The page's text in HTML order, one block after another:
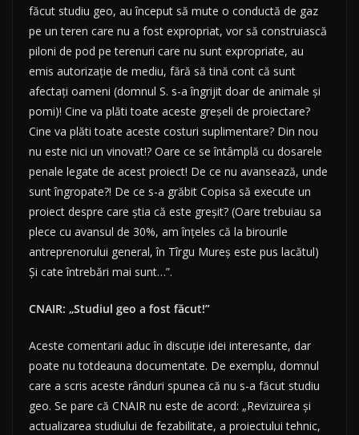
făcut studiu geo, au început să mute o conductă de gaz
pe un teren care nu a fost expropriat, vor să construiască
piloni de pod pe terenuri care nu sunt expropriate, au
emis autorizație de mediu, fără să tină cont că sunt
afectați oameni (domnul S. s-a îngrijit doar de animale și
pomi)! Cine va plăti toate aceste greșeli de proiectare?
Cine va plăti toate aceste costuri suplimentare? Din nou
nu este nici un vinovat!? Oare ce se întâmplă cu dosarele
penale legate de acest proiect! De ce nu avansează, unde
sunt îngropate?! De ce s-a grăbit Copisa să execute un
proiect despre care știa că este greșit? (Oare trebuiau sa
plece cu avansul de 30%, am înțeles că la birourile
antreprenorului general, în Tîrgu Mureș este pus lacătul)
Și cate întrebări mai sunt…”.
CNAIR: „Studiul geo a fost făcut!”
Aceste comentarii aduc în discuţie idei interesante, dar
poate nu totdeauna documentate. De exemplu, domnul
care a scris aceste rânduri spunea că nu s-a făcut studiu
geo. Se pare că CNAIR nu este de acord: „Revizuirea și
actualizarea studiului de fezabilitate, a proiectului tehnic,